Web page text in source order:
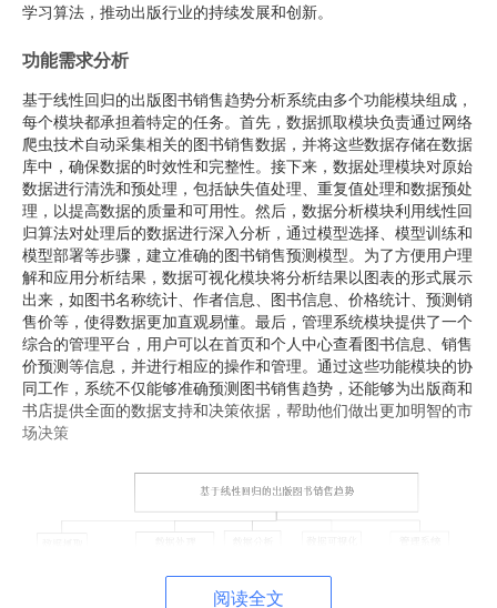
学习算法，推动出版行业的持续发展和创新。
功能需求分析
基于线性回归的出版图书销售趋势分析系统由多个功能模块组成，
每个模块都承担着特定的任务。首先，数据抓取模块负责通过网络
爬虫技术自动采集相关的图书销售数据，并将这些数据存储在数据
库中，确保数据的时效性和完整性。接下来，数据处理模块对原始
数据进行清洗和预处理，包括缺失值处理、重复值处理和数据预处
理，以提高数据的质量和可用性。然后，数据分析模块利用线性回
归算法对处理后的数据进行深入分析，通过模型选择、模型训练和
模型部署等步骤，建立准确的图书销售预测模型。为了方便用户理
解和应用分析结果，数据可视化模块将分析结果以图表的形式展示
出来，如图书名称统计、作者信息、图书信息、价格统计、预测销
售价等，使得数据更加直观易懂。最后，管理系统模块提供了一个
综合的管理平台，用户可以在首页和个人中心查看图书信息、销售
价预测等信息，并进行相应的操作和管理。通过这些功能模块的协
同工作，系统不仅能够准确预测图书销售趋势，还能够为出版商和
书店提供全面的数据支持和决策依据，帮助他们做出更加明智的市
场决策
阅读全文